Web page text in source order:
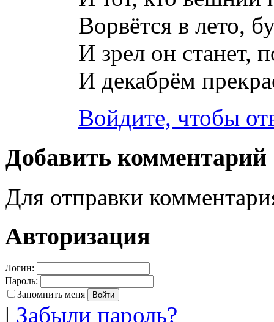
Ворвётся в лето,
И зрел он станет,
И декабрём
Войдите, чтобы
Добавить комментарий
Для отправки
Авторизация
Логин:
Пароль:
Запомнить меня
| Забыли пароль?